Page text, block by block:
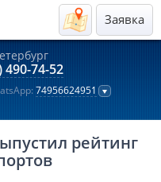
Заявка
490-74-52
74956624951
рейтинг